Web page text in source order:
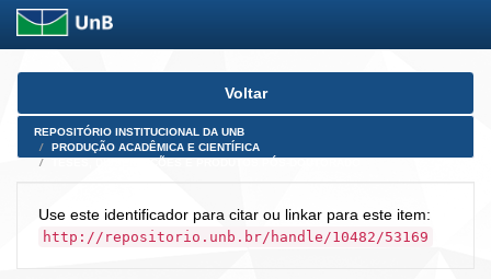
Skip
Voltar
REPOSITÓRIO INSTITUCIONAL DA UNB
PRODUÇÃO ACADÊMICA E CIENTÍFICA
Use este identificador para citar ou linkar para este item:
http://repositorio.unb.br/handle/10482/53169